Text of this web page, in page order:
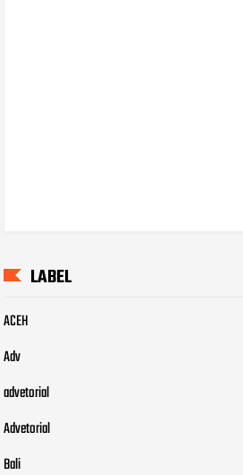
LABEL
ACEH
Adv
advetorial
Advetorial
Bali